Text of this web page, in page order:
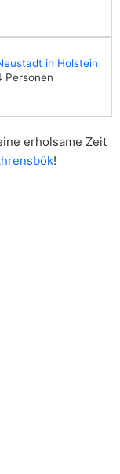
in Holstein
Personen
erholsame Zeit
!